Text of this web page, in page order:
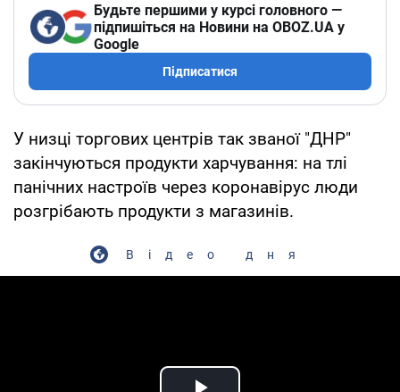
Будьте першими у курсі головного —
підпишіться на Новини на OBOZ.UA у
Google
Підписатися
У низці торгових центрів так званої "ДНР"
закінчуються продукти харчування: на тлі
панічних настроїв через коронавірус люди
розгрібають продукти з магазинів.
Відео дня